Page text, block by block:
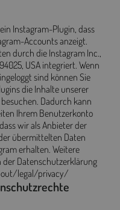
Instagram-Plugin, dass
Accounts anzeigt.
durch die Instagram Inc.,
USA integriert. Wenn
sind können Sie
die Inhalte unserer
Dadurch kann
Ihrem Benutzerkonto
wir als Anbieter der
übermittelten Daten
erhalten. Weitere
Datenschutzerklärung
legal/privacy/